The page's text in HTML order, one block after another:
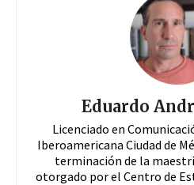
Eduardo
Licenciado en
Iberoamericana Ciudad de
terminación de la
otorgado por el Centro de